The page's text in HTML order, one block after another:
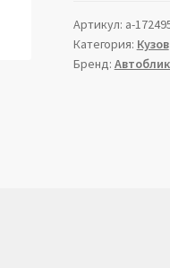
Артикул: a-
Категория: Кузов
Бренд: